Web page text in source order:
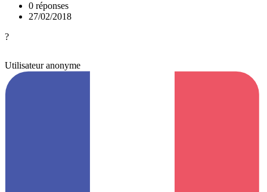
0 réponses
27/02/2018
?
Utilisateur anonyme